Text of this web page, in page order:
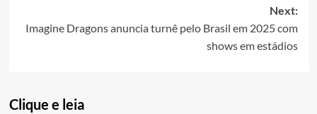
Next:
Imagine Dragons anuncia turnê pelo Brasil em 2025 com
shows em estádios
Clique e leia